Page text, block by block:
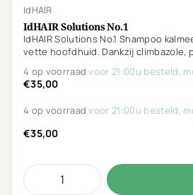
IdHAIR
IdHAIR Solutions No.1
IdHAIR Solutions No.1 Shampoo
vette hoofdhuid. Dankzij climbazole,
hoofdhuid snel frisser en in balans.
4 op voorraadvoor 21:00u besteld,
€35,00
4 op voorraadvoor 21:00u besteld,
€35,00